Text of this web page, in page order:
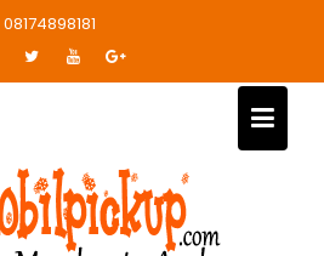
08174898181